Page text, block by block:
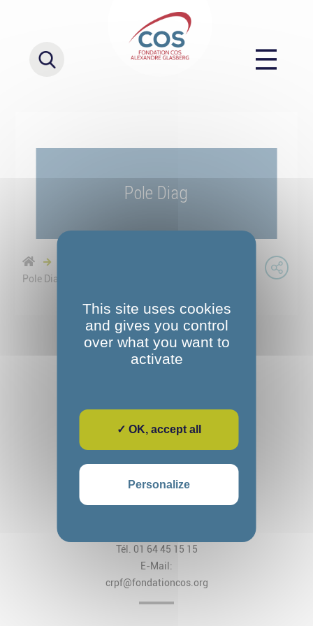
Pole Diag
Pole Diag
Fondation Alexandre Glasberg
Cos CRPF Nanteau
Tél. 01 64 45 15 15
E-Mail:
crpf@fondationcos.org
This site uses cookies
and gives you control
over what you want to
activate
✓ OK, accept all
Personalize